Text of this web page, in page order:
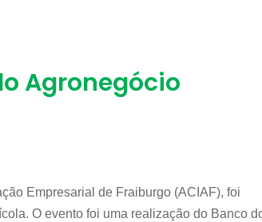
Agronegócio
Empresarial de Fraiburgo (ACIAF), foi
O evento foi uma realização do Banco